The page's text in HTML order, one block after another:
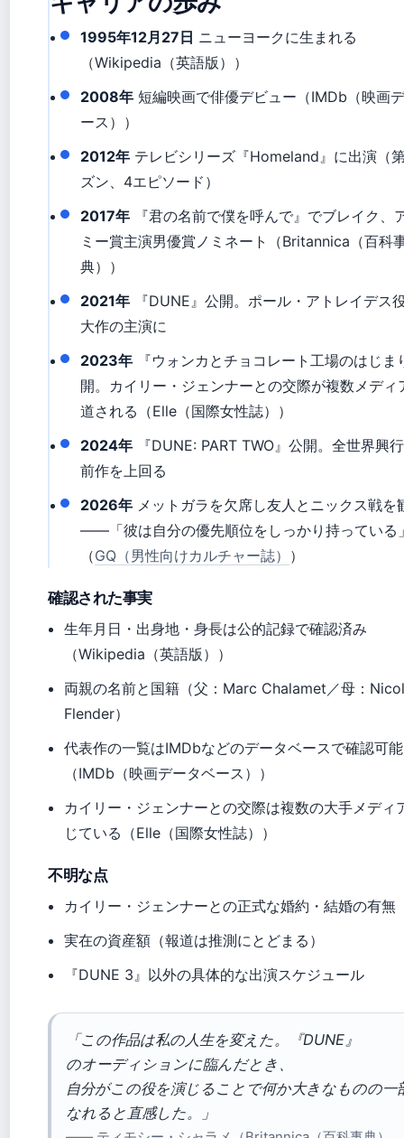
1995年12月27日 ニューヨークに生まれる
（Wikipedia（英語版））
2008年短編映画で俳優デビュー（IMDb（映画
ース））
2012年テレビシリーズ『Homeland』に出演（
ズン、4エピソード）
2017年『君の名前で僕を呼んで』でブレイク、
ミー賞主演男優賞ノミネート（Britannica（百科
典））
2021年『DUNE』公開。ポール・アトレイデス
大作の主演に
2023年『ウォンカとチョコレート工場のはじま
開。カイリー・ジェンナーとの交際が複数メディ
道される（Elle（国際女性誌））
2024年『DUNE: PART TWO』公開。全世界興
前作を上回る
2026年メットガラを欠席し友人とニックス戦を
——「彼は自分の優先順位をしっかり持っている
（GQ（男性向けカルチャー誌） ）
確認された事実
生年月日・出身地・身長は公的記録で確認済み
（Wikipedia（英語版））
両親の名前と国籍（父：Marc Chalamet／母：
Flender）
代表作の一覧はIMDbなどのデータベースで確認可能
（IMDb（映画データベース））
カイリー・ジェンナーとの交際は複数の大手メディ
じている（Elle（国際女性誌））
不明な点
カイリー・ジェンナーとの正式な婚約・結婚の有無
実在の資産額（報道は推測にとどまる）
『DUNE 3』以外の具体的な出演スケジュール
「この作品は私の人生を変えた。『DUNE』
のオーディションに臨んだとき、
自分がこの役を演じることで何か大きなものの一
なれると直感した。」